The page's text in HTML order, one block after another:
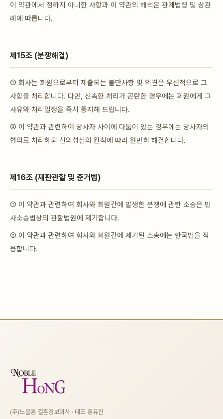
이 약관에서 정하지 아니한 사항과 이 약관의 해석은 관계법령 및 상관
례에 따릅니다.
제15조 (분쟁해결)
① 회사는 회원으로부터 제출되는 불만사항 및 의견은 우선적으로 그
사항을 처리합니다. 다만, 신속한 처리가 곤란한 경우에는 회원에게 그
사유와 처리일정을 즉시 통지해 드립니다.
② 이 약관과 관련하여 당사자 사이에 다툼이 있는 경우에는 당사자의
협의로 처리하되 신의성실의 원칙에 따라 원만히 해결합니다.
제16조 (재판관할 및 준거법)
① 이 약관과 관련하여 회사와 회원간에 발생한 분쟁에 관한 소송은 민
사소송법상의 관할법원에 제기합니다.
② 이 약관과 관련하여 회사와 회원간에 제기된 소송에는 한국법을 적
용합니다.
(주)노블홍 결혼정보회사 · 대표 홍유진